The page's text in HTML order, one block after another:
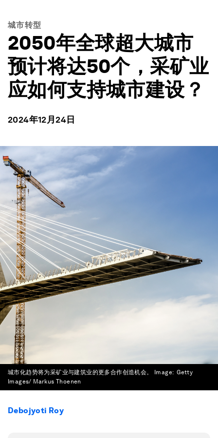
城市转型
2050年全球超大城市
预计将达50个，采矿业
应如何支持城市建设？
2024年12月24日
城市化趋势将为采矿业与建筑业的更多合作创造机会。 Image: Getty
Images/ Markus Thoenen
Debojyoti Roy